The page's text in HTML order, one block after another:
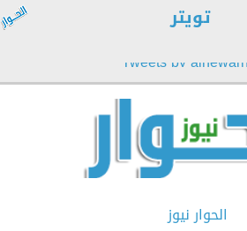
تويتر
Tweets by
الحوار نيوز